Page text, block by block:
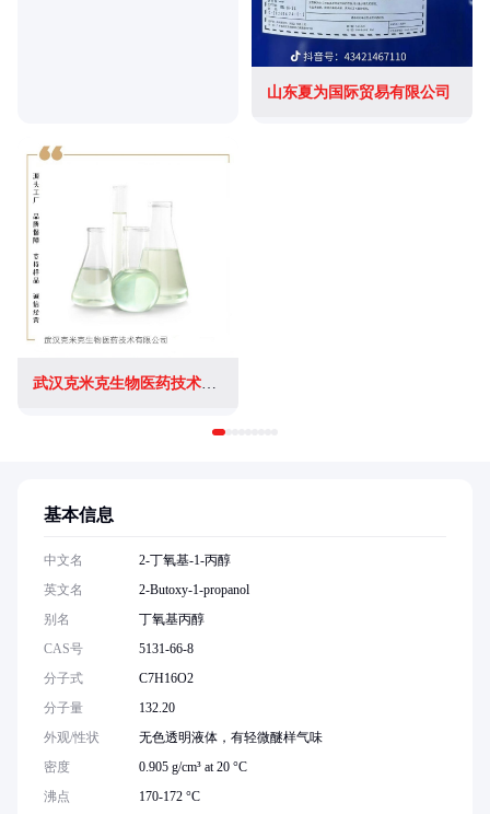
山东夏为国际贸易有限公司
武汉克米克生物医药技术有限公司
基本信息
中文名
2-丁氧基-1-丙醇
英文名
2-Butoxy-1-propanol
别名
丁氧基丙醇
CAS号
5131-66-8
分子式
C7H16O2
分子量
132.20
外观/性状
无色透明液体，有轻微醚样气味
密度
0.905 g/cm³ at 20 °C
沸点
170-172 °C